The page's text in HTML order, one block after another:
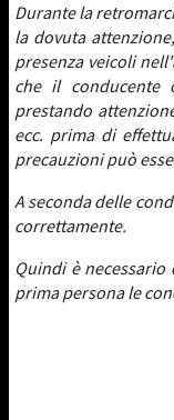
Durante la
la dovuta
presenza veicoli
che il conducente
prestando
ecc. prima di
precauzioni può
A seconda delle
correttamente.
Quindi è
prima persona le